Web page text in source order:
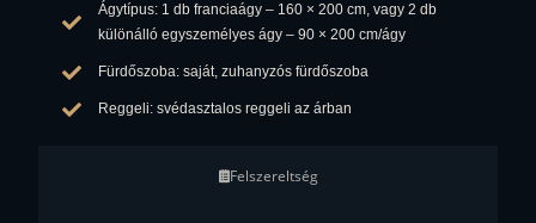
Felszereltség
Ágytípus: 1 db franciaágy – 160 × 200 cm, vagy 2 db
különálló egyszemélyes ágy – 90 × 200 cm/ágy
Fürdőszoba: saját, zuhanyzós fürdőszoba
Reggeli: svédasztalos reggeli az árban